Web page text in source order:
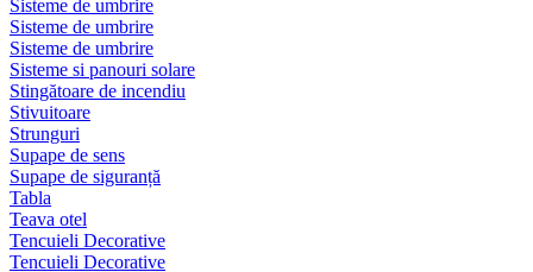
Sisteme de umbrire
Sisteme de umbrire
Sisteme de umbrire
Sisteme si panouri solare
Stingătoare de incendiu
Stivuitoare
Strunguri
Supape de sens
Supape de siguranță
Tabla
Teava otel
Tencuieli Decorative
Tencuieli Decorative